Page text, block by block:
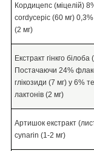
Кордицепс (міцелій)
cordycepic (60 мг)
(2 мг)
Екстракт гінкго білоба
Постачаючи 24%
глікозиди (7 мг) у 6%
лактонів (2 мг)
Артишок екстракт
cynarin (1-2 мг)